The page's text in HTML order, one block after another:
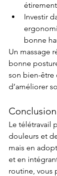
Investir
bonne
Un massage
bonne
son bien-être
d’améliorer
Conclusion
Le télétravail
douleurs et
mais en
et en
routine, vous